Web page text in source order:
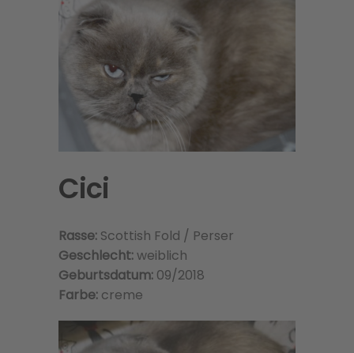
Cici
Rasse: Scottish Fold / Perser
Geschlecht:weiblich
Geburtsdatum: 09/2018
Farbe: creme